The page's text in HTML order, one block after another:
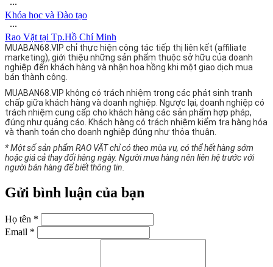
∙∙∙
Khóa học và Đào tạo
∙∙∙
Rao Vặt tại Tp.Hồ Chí Minh
MUABAN68.VIP chỉ thực hiện công tác tiếp thị liên kết (affiliate
marketing), giới thiệu những sản phẩm thuộc sở hữu của doanh
nghiệp đến khách hàng và nhận hoa hồng khi một giao dịch mua
bán thành công.
MUABAN68.VIP không có trách nhiệm trong các phát sinh tranh
chấp giữa khách hàng và doanh nghiệp. Ngược lại, doanh nghiệp có
trách nhiệm cung cấp cho khách hàng các sản phẩm hợp pháp,
đúng như quảng cáo. Khách hàng có trách nhiệm kiểm tra hàng hóa
và thanh toán cho doanh nghiệp đúng như thỏa thuận.
* Một số sản phẩm RAO VẶT chỉ có theo mùa vụ, có thể hết hàng sớm
hoặc giá cả thay đổi hàng ngày. Người mua hàng nên liên hệ trước với
người bán hàng để biết thông tin.
Gửi bình luận của bạn
Họ tên *
Email *